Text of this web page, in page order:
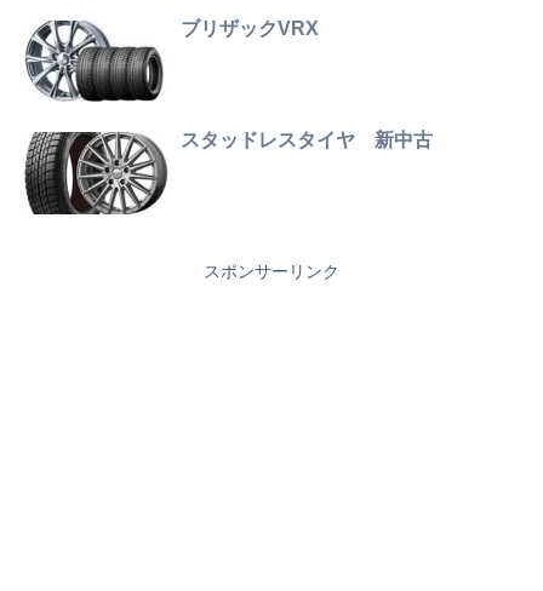
ブリザックVRX
スタッドレスタイヤ 新中古
スポンサーリンク